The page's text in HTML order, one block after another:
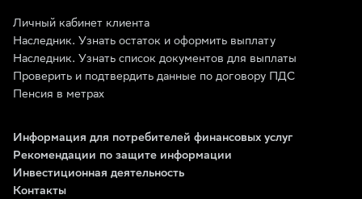
Личный кабинет клиента
Наследник. Узнать остаток и оформить выплату
Наследник. Узнать список документов для выплаты
Проверить и подтвердить данные по договору ПДС
Пенсия в метрах
Информация для потребителей финансовых услуг
Рекомендации по защите информации
Инвестиционная деятельность
Контакты